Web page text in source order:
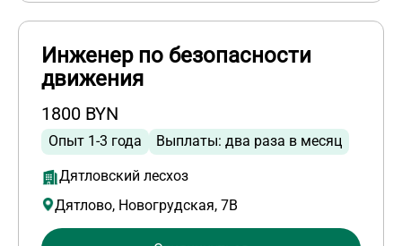
Инженер по безопасности
движения
1800 BYN
Опыт 1-3 года Выплаты: два раза в месяц
Дятловский лесхоз
Дятлово, Новогрудская, 7В